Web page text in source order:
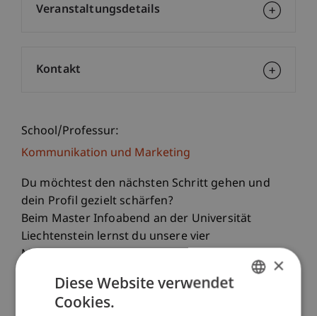
School/Professur:
Kommunikation und Marketing
Du möchtest den nächsten Schritt gehen und
dein Profil gezielt schärfen?
Beim Master Infoabend an der Universität
Liechtenstein lernst du unsere vier
Masterstudiengänge persönlich kennen und
findest heraus, welcher am besten zu deinen
beruflichen Zielen passt.
Veranstaltungsdetails
Kontakt
×
Diese Website verwendet
Cookies.